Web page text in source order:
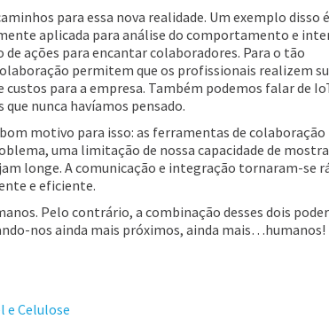
para essa nova realidade. Um exemplo disso
aplicada para análise do comportamento e
ações para encantar colaboradores. Para o tão
permitem que os profissionais realizem
para a empresa. Também podemos falar de
nunca havíamos pensado.
motivo para isso: as ferramentas de colaboração
uma limitação de nossa capacidade de
longe. A comunicação e integração tornaram-se
e eficiente.
Pelo contrário, a combinação desses dois
nos ainda mais próximos, ainda mais…humanos!
e Celulose